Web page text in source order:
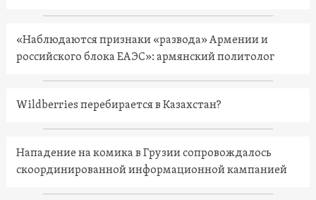
«Наблюдаются признаки «развода» Армении и
российского блока ЕАЭС»: армянский политолог
Wildberries перебирается в Казахстан?
Нападение на комика в Грузии сопровождалось
скоординированной информационной кампанией